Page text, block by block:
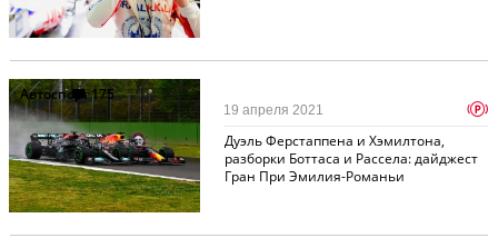
Автоспорт175
Дуэль Ферстаппена и Хэмилтона,
разборки Боттаса и Рассела: дайджест
Гран При Эмилия-Романьи
19 апреля 2021 p